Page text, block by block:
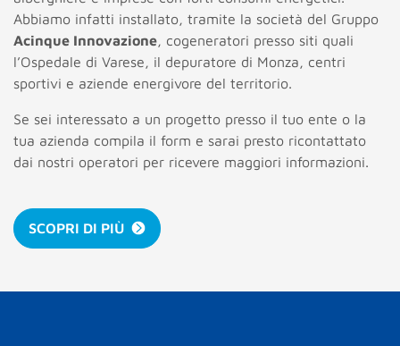
Abbiamo infatti installato, tramite la società del Gruppo
Acinque Innovazione , cogeneratori presso siti quali
l’Ospedale di Varese, il depuratore di Monza, centri
sportivi e aziende energivore del territorio.
Se sei interessato a un progetto presso il tuo ente o la
tua azienda compila il form e sarai presto ricontattato
dai nostri operatori per ricevere maggiori informazioni.
SCOPRI DI PIÙ